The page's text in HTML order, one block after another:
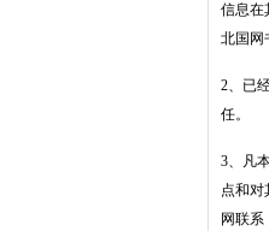
信息在
北国网
2、已
任。
3、凡
点和对
网联系